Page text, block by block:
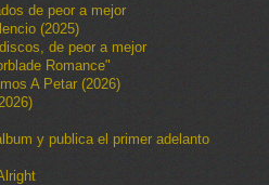
de peor a mejor
(2025)
de peor a mejor
Romance"
A Petar (2026)
y publica el primer adelanto